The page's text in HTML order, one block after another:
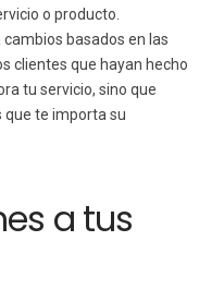
o producto.
basados en las
clientes que hayan hecho
tu servicio, sino que
te importa su
a tus